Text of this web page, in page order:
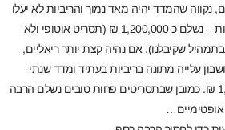
שהמדד יהיה מאד נמוך והריביות לא יעלו
כלל למשך כל 20 השנים הבאות – נשלם כ 1,200,000 ₪ (תסריט אוטופי ולא
שקיבלנו). אם נהיה קצת יותר ריאליים,
עלייה מתונה בריביות בעתיד ומדד שנתי
ממוצע 2% נשלם כ 1,360,000 ₪. כמובן שבתסריטים פחות טובים נשלם הרבה